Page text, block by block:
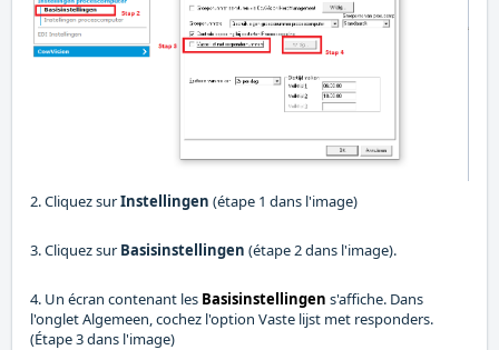
2. Cliquez surInstellingen (étape 1 dans l'image)
3. Cliquez sur Basisinstellingen (étape 2 dans l'image).
4. Un écran contenant les Basisinstellingen s'affiche. Dans
l'onglet Algemeen, cochez l'option Vaste lijst met responders.
(Étape 3 dans l'image)